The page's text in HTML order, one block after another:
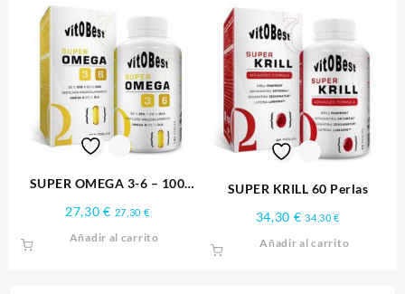
SUPER OMEGA 3-6 – 100
27,30€ 27,30 €
Añadir al carrito
SUPER KRILL 60 Perlas
34,30 € 34,30€
Añadir al carrito